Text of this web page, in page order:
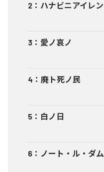
2 ： ハナビニアイレン
3 ： 愛ノ哀ノ
4 ： 廃ト死ノ民
5 ： 白ノ日
6 ： ノート・ル・ダム